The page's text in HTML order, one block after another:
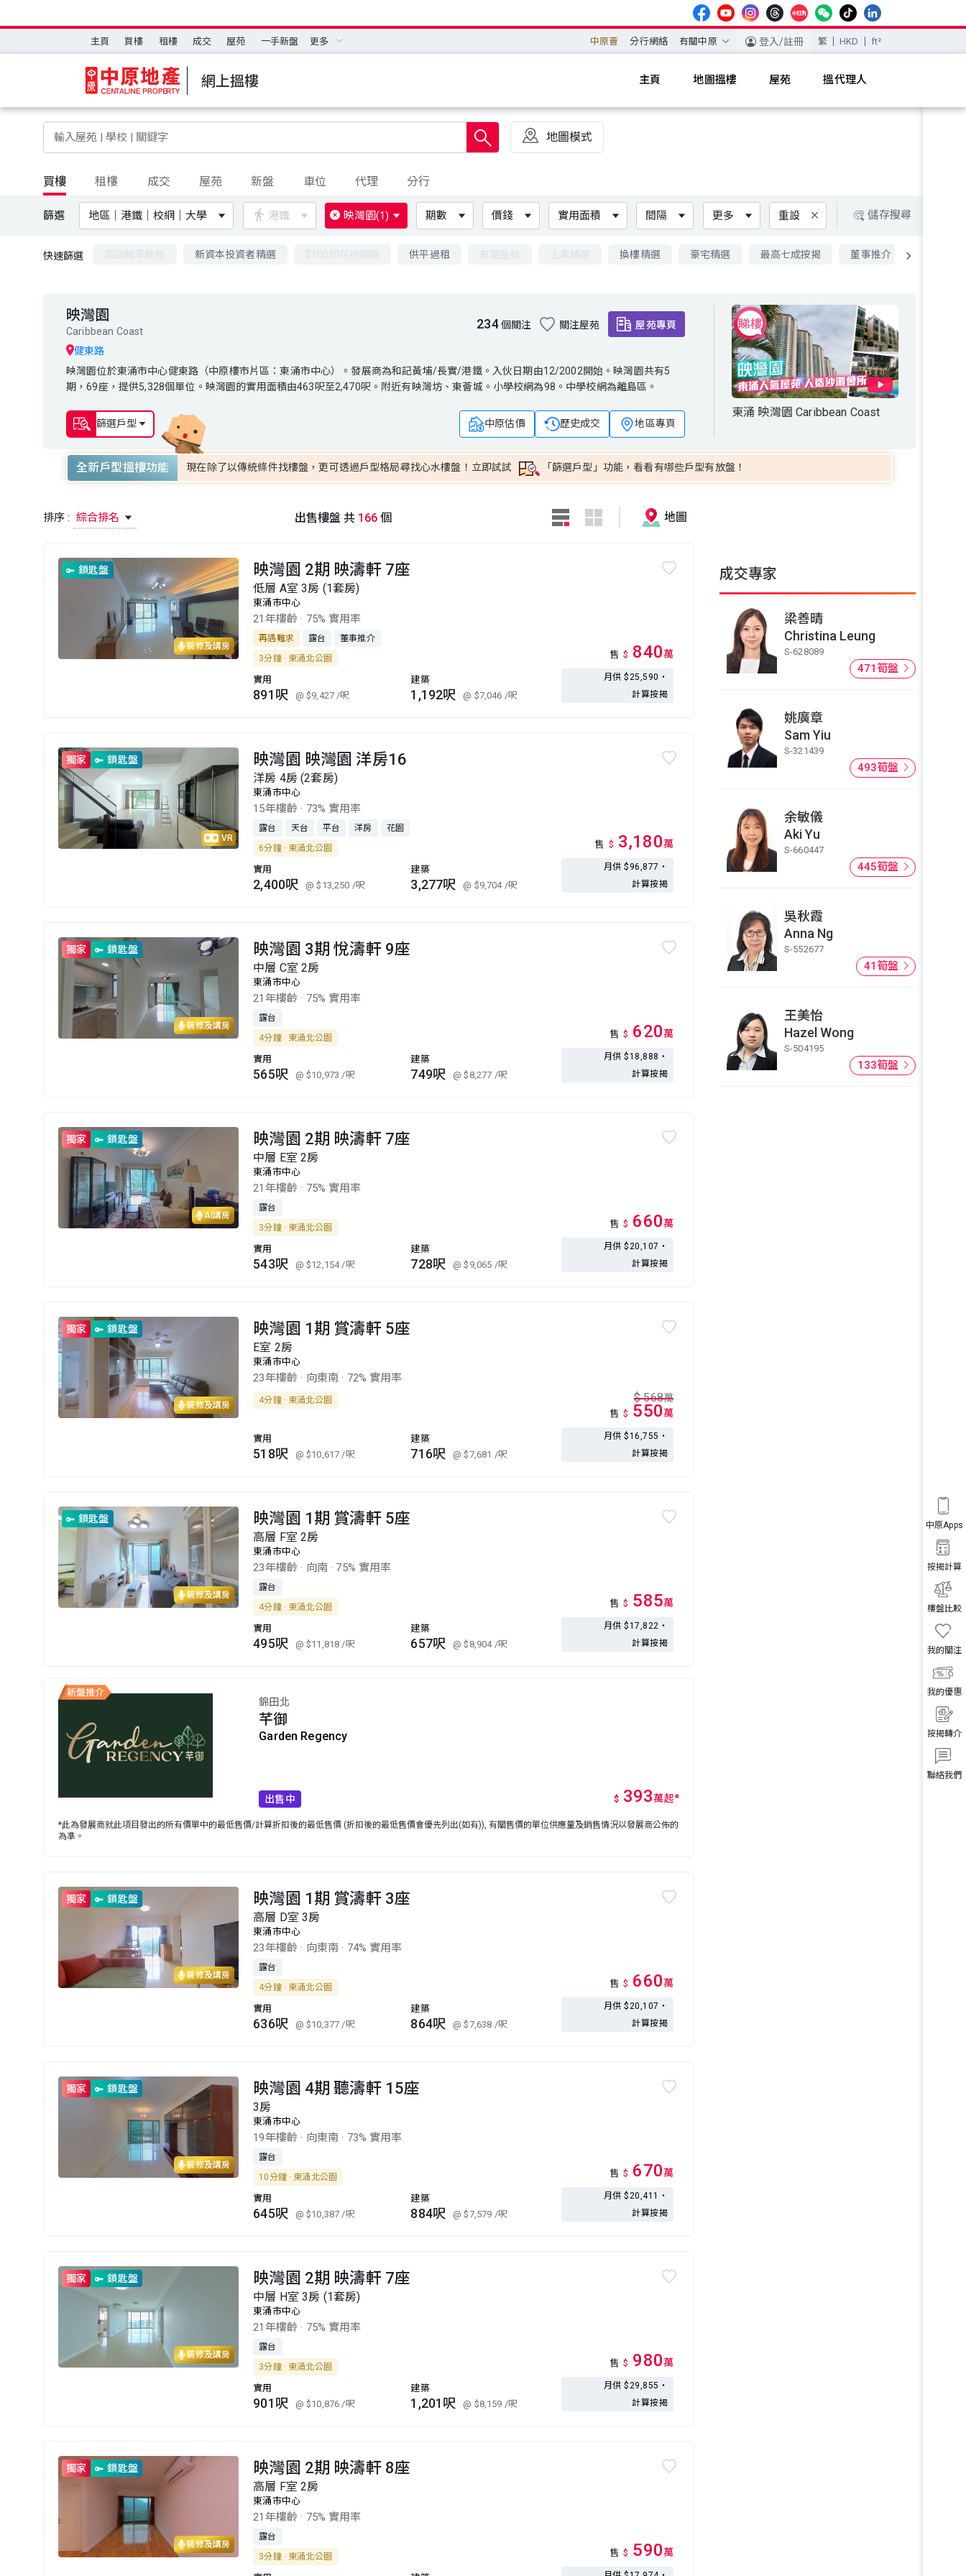
主頁 買樓 租樓 成交 屋苑 一手新盤 更多 中原薈 分行網絡 有關中原 登入/註冊 繁 HKD ft²
網上搵樓 主頁 地圖搵樓 屋苑 搵代理人
聯絡我們
按揭轉介
我的優惠
我的關注
樓盤比較
按揭計算
中原Apps
地圖模式
買樓 租樓 成交 屋苑 新盤 車位 代理 分行
篩選 地區｜港鐵｜校網｜大學 港鐵 映灣園(1) 期數 價錢 實用面積 間隔 更多 重設 儲存搜尋
快速篩選 新資本投資者精選 供平過租 換樓精選 豪宅精選 最高七成按揭 董事推介
映灣園
Caribbean Coast 234個關注 關注屋苑 屋苑專頁
健東路
映灣園位於東涌市中心健東路（中原樓市片區：東涌市中心）。發展商為和記黃埔/長實/港鐵。入伙日期由12/2002開始。映灣園共有5
期，69座，提供5,328個單位。映灣園的實用面積由463呎至2,470呎。附近有映灣坊、東薈城。小學校網為98。中學校網為離島區。
映灣園位於東涌市中心健東路（中原樓市片區：東涌市中心）。發展商為和記黃埔/長實/港鐵。入伙日期由12/2002開始。映灣園共有5
期，69座，提供5,328個單位。映灣園的實用面積由463呎至2,470呎。附近有映灣坊、東薈城。小學校網為98。中學校網為離島區。
篩選戶型 中原估價 歷史成交 地區專頁
東涌 映灣園 Caribbean Coast
全新戶型搵樓功能 現在除了以傳統條件找樓盤，更可透過戶型格局尋找心水樓盤！立即試試 「篩選戶型」功能，看看有哪些戶型有放盤！
排序 : 綜合排名 出售樓盤 共 166個 地圖
裝修及講房
鎖匙盤 映灣園 2期 映濤軒 7座
低層 A室 3房 (1套房)
東涌市中心
21年樓齡 · 75% 實用率
再遇難求 露台 董事推介
3分鐘 · 東涌北公園
實用
891呎 @ $9,427 /呎
建築
1,192呎 @ $7,046 /呎
售 $ 840萬
月供 $25,590・
計算按揭
VR
獨家 鎖匙盤 映灣園 映灣園 洋房16
洋房 4房 (2套房)
東涌市中心
15年樓齡 · 73% 實用率
露台 天台 平台 洋房 花園
6分鐘 · 東涌北公園
實用
2,400呎 @ $13,250 /呎
建築
3,277呎 @ $9,704 /呎
售 $ 3,180萬
月供 $96,877・
計算按揭
裝修及講房
獨家 鎖匙盤 映灣園 3期 悅濤軒 9座
中層 C室 2房
東涌市中心
21年樓齡 · 75% 實用率
露台
4分鐘 · 東涌北公園
實用
565呎 @ $10,973 /呎
建築
749呎 @ $8,277 /呎
售 $ 620萬
月供 $18,888・
計算按揭
AI講房
獨家 鎖匙盤 映灣園 2期 映濤軒 7座
中層 E室 2房
東涌市中心
21年樓齡 · 75% 實用率
露台
3分鐘 · 東涌北公園
實用
543呎 @ $12,154 /呎
建築
728呎 @ $9,065 /呎
售 $ 660萬
月供 $20,107・
計算按揭
裝修及講房
獨家 鎖匙盤 映灣園 1期 賞濤軒 5座
E室 2房
東涌市中心
23年樓齡 · 向東南 · 72% 實用率
4分鐘 · 東涌北公園
實用
518呎 @ $10,617 /呎
建築
716呎 @ $7,681 /呎
$ 568萬
售 $ 550萬
月供 $16,755・
計算按揭
裝修及講房
鎖匙盤 映灣園 1期 賞濤軒 5座
高層 F室 2房
東涌市中心
23年樓齡 · 向南 · 75% 實用率
露台
4分鐘 · 東涌北公園
實用
495呎 @ $11,818 /呎
建築
657呎 @ $8,904 /呎
售 $ 585萬
月供 $17,822・
計算按揭
錦田北
芊御
Garden Regency
出售中 $ 393萬起*
*此為發展商就此項目發出的所有價單中的最低售價/計算折扣後的最低售價 (折扣後的最低售價會優先列出(如有)), 有關售價的單位供應量及銷售情況以發展商公佈的
為準。
裝修及講房
獨家 鎖匙盤 映灣園 1期 賞濤軒 3座
高層 D室 3房
東涌市中心
23年樓齡 · 向東南 · 74% 實用率
露台
4分鐘 · 東涌北公園
實用
636呎 @ $10,377 /呎
建築
864呎 @ $7,638 /呎
售 $ 660萬
月供 $20,107・
計算按揭
裝修及講房
獨家 鎖匙盤 映灣園 4期 聽濤軒 15座
3房
東涌市中心
19年樓齡 · 向東南 · 73% 實用率
露台
10分鐘 · 東涌北公園
實用
645呎 @ $10,387 /呎
建築
884呎 @ $7,579 /呎
售 $ 670萬
月供 $20,411・
計算按揭
裝修及講房
獨家 鎖匙盤 映灣園 2期 映濤軒 7座
中層 H室 3房 (1套房)
東涌市中心
21年樓齡 · 75% 實用率
露台
3分鐘 · 東涌北公園
實用
901呎 @ $10,876 /呎
建築
1,201呎 @ $8,159 /呎
售 $ 980萬
月供 $29,855・
計算按揭
裝修及講房
獨家 鎖匙盤 映灣園 2期 映濤軒 8座
高層 F室 2房
東涌市中心
21年樓齡 · 75% 實用率
露台
3分鐘 · 東涌北公園 售 $ 590萬
成交專家
梁善晴
Christina Leung
S-628089
471筍盤
姚廣章
Sam Yiu
S-321439
493筍盤
余敏儀
Aki Yu
S-660447
445筍盤
吳秋霞
Anna Ng
S-552677
41筍盤
王美怡
Hazel Wong
S-504195
133筍盤